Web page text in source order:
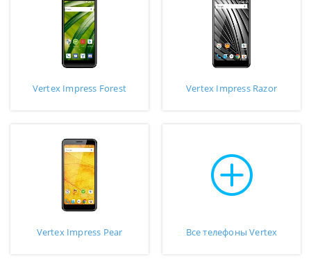
Vertex Impress Forest Vertex Impress Razor
Vertex Impress Pear Все телефоны Vertex